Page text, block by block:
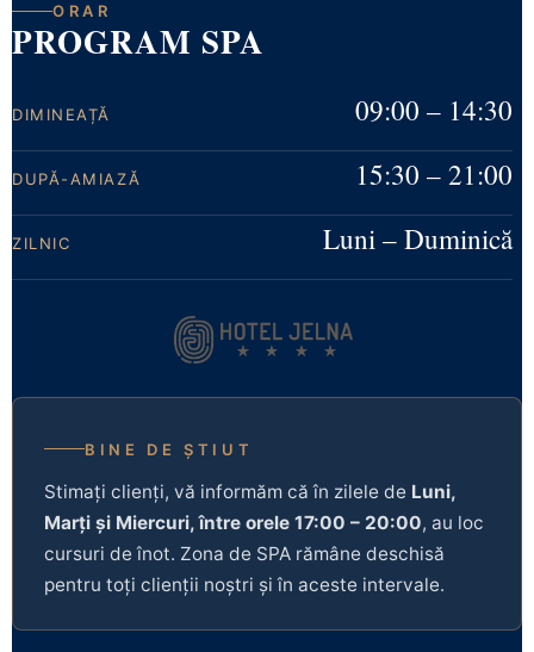
ORAR
PROGRAM SPA
DIMINEAȚĂ 09:00 – 14:30
DUPĂ-AMIAZĂ 15:30 – 21:00
ZILNIC Luni – Duminică
BINE DE ȘTIUT
Stimați clienți, vă informăm că în zilele de Luni,
Marți și Miercuri, între orele 17:00 – 20:00, au loc
cursuri de înot. Zona de SPA rămâne deschisă
pentru toți clienții noștri și în aceste intervale.